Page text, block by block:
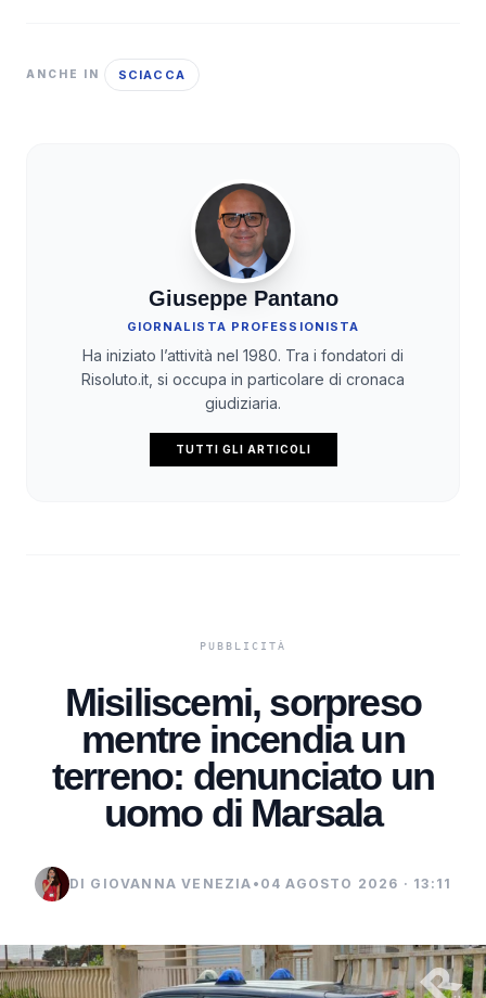
ANCHE IN SCIACCA
Giuseppe Pantano
GIORNALISTA PROFESSIONISTA
Ha iniziato l’attività nel 1980. Tra i fondatori di
Risoluto.it, si occupa in particolare di cronaca
giudiziaria.
TUTTI GLI ARTICOLI
Misiliscemi, sorpreso
mentre incendia un
terreno: denunciato un
uomo di Marsala
DI GIOVANNA VENEZIA • 04 AGOSTO 2026 · 13:11